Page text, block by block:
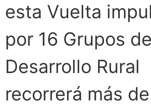
esta Vuelta
por 16 Grupos de
Desarrollo Rural
recorrerá más